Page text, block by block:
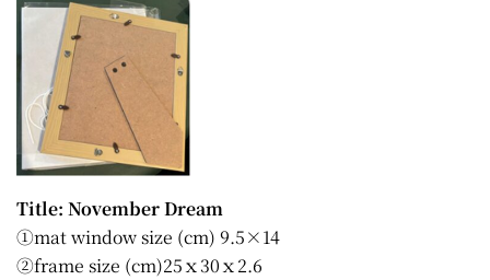
Title: November Dream
①mat window size (cm) 9.5×14
②frame size (cm)25ｘ30ｘ2.6